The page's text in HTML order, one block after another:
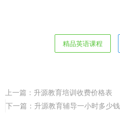
精品英语课程
上一篇： 升源教育培训收费价格表
下一篇： 升源教育辅导一小时多少钱